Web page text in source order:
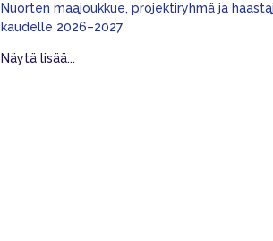
Nuorten maajoukkue, projektiryhmä ja
kaudelle 2026–2027
Näytä lisää...